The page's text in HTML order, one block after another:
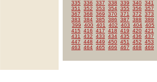
335
336 337 338 339 340 341
351
352 353 354 355 356
357
367
368 369 370 371 372
373
383
384 385 386 387 388
389
399
400 401 402 403 404 405
415
416 417 418 419 420 421
431
432 433 434 435 436
437
447
448 449 450 451 452
453
463
464 465 466 467 468 469